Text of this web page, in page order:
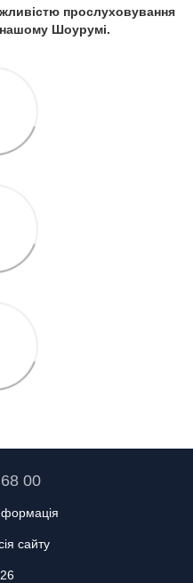
прослуховування
Шоурумі.
00
сайту